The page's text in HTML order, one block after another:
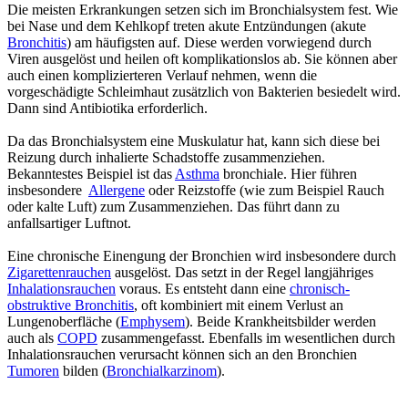
Die meisten Erkrankungen setzen sich im Bronchialsystem fest. Wie
bei Nase und dem Kehlkopf treten akute Entzündungen (akute
Bronchitis) am häufigsten auf. Diese werden vorwiegend durch
Viren ausgelöst und heilen oft komplikationslos ab. Sie können aber
auch einen komplizierteren Verlauf nehmen, wenn die
vorgeschädigte Schleimhaut zusätzlich von Bakterien besiedelt wird.
Dann sind Antibiotika erforderlich.
Da das Bronchialsystem eine Muskulatur hat, kann sich diese bei
Reizung durch inhalierte Schadstoffe zusammenziehen.
Bekanntestes Beispiel ist das Asthma bronchiale. Hier führen
insbesondere Allergene oder Reizstoffe (wie zum Beispiel Rauch
oder kalte Luft) zum Zusammenziehen. Das führt dann zu
anfallsartiger Luftnot.
Eine chronische Einengung der Bronchien wird insbesondere durch
Zigarettenrauchen ausgelöst. Das setzt in der Regel langjähriges
Inhalationsrauchen voraus. Es entsteht dann eine chronisch-
obstruktive Bronchitis, oft kombiniert mit einem Verlust an
Lungenoberfläche (Emphysem). Beide Krankheitsbilder werden
auch als COPD zusammengefasst. Ebenfalls im wesentlichen durch
Inhalationsrauchen verursacht können sich an den Bronchien
Tumoren bilden (Bronchialkarzinom).